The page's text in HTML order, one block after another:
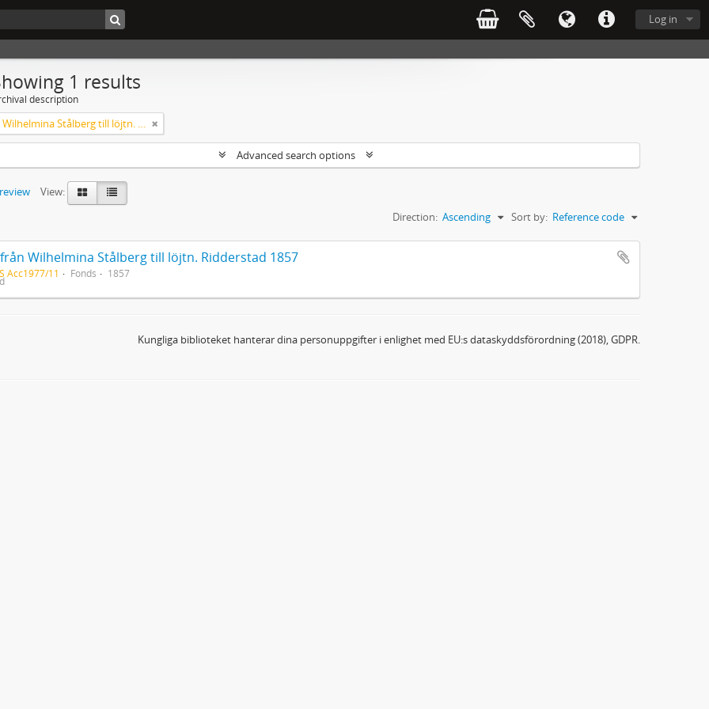
Log in
1 results
description
Brev från Wilhelmina Stålberg till löjtn. Ridderstad 1857
Advanced search options
View:
Sort by: Reference code
Direction: Ascending
Wilhelmina Stålberg till löjtn. Ridderstad 1857
Acc1977/11 Fonds 1857
Kungliga biblioteket hanterar dina personuppgifter i enlighet med EU:s dataskyddsförordning (2018), GDPR.